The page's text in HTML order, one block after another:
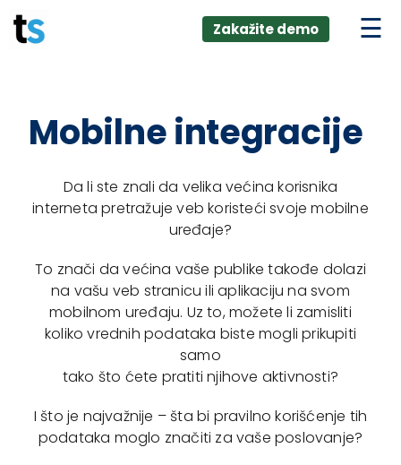
Skip
to
AI +
Zakažite demo
Mobilne integracije
Da li ste znali da velika većina korisnika
interneta pretražuje veb koristeći svoje mobilne
uređaje?
To znači da većina vaše publike takođe dolazi
na vašu veb stranicu ili aplikaciju na svom
mobilnom uređaju. Uz to, možete li zamisliti
koliko vrednih podataka biste mogli prikupiti
samo
tako što ćete pratiti njihove aktivnosti?
I što je najvažnije – šta bi pravilno korišćenje tih
podataka moglo značiti za vaše poslovanje?